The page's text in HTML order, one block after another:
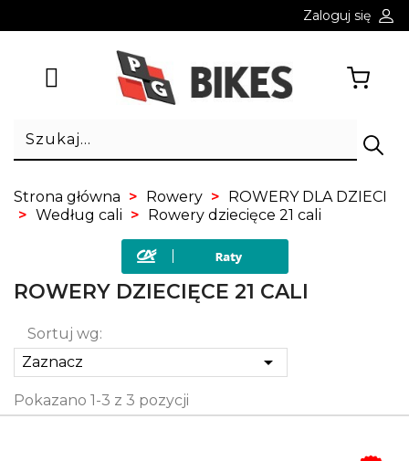
Zaloguj się
Strona główna Rowery
ROWERY DLA DZIECI
Według cali
Rowery dziecięce 21 cali
ROWERY DZIECIĘCE 21 CALI
Sortuj wg:
Zaznacz

Pokazano 1-3 z 3 pozycji